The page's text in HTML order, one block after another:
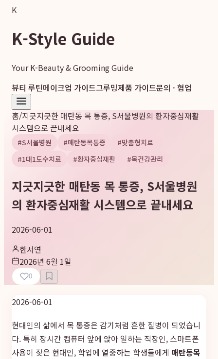
K
K-Style Guide
Your K-Beauty & Grooming Guide
뷰티 루틴메이크업 가이드그루밍제품 가이드문의 · 협업
홈/지긋지긋한 매탄동 목 통증, S서울병원의 환자중심재활
시스템으로 끝내세요
#S서울병원 #매탄동목통증 #맞춤형치료
#1대1도수치료 #환자중심재활 #목건강관리
지긋지긋한 매탄동 목 통증, S서울병원
의 환자중심재활 시스템으로 끝내세요
2026-06-01
한서연
2026년 6월 1일
0
2026-06-01
현대인의 삶에서 목 통증은 감기처럼 흔한 질병이 되었습니
다. 특히 장시간 컴퓨터 앞에 앉아 일하는 직장인, 스마트폰
사용이 잦은 현대인, 학업에 열중하는 학생들에게 매탄동목